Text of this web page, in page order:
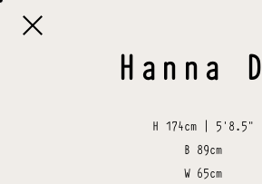

Hanna D
H 174cm | 5'8.5"
B 89cm
W 65cm